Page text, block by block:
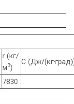
r (кг/
м3)
C (Дж/
7830